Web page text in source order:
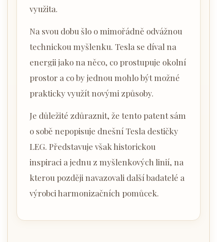
využita.
Na svou dobu šlo o mimořádně odvážnou
technickou myšlenku. Tesla se díval na
energii jako na něco, co prostupuje okolní
prostor a co by jednou mohlo být možné
prakticky využít novými způsoby.
Je důležité zdůraznit, že tento patent sám
o sobě nepopisuje dnešní Tesla destičky
LEG. Představuje však historickou
inspiraci a jednu z myšlenkových linií, na
kterou později navazovali další badatelé a
výrobci harmonizačních pomůcek.